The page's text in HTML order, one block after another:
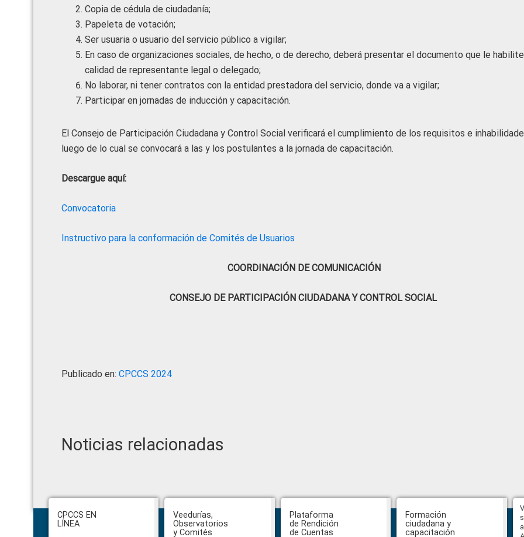
Copia de cédula de ciudadanía;
Papeleta de votación;
Ser usuaria o usuario del servicio público a vigilar;
En caso de organizaciones sociales, de hecho, o de derecho, deberá presentar el documento que le
calidad de representante legal o delegado;
No laborar, ni tener contratos con la entidad prestadora del servicio, donde va a vigilar;
Participar en jornadas de inducción y capacitación.
El Consejo de Participación Ciudadana y Control Social verificará el cumplimiento de los requisitos e
luego de lo cual se convocará a las y los postulantes a la jornada de capacitación.
Descargue aquí:
Convocatoria
Instructivo para la conformación de Comités de Usuarios
COORDINACIÓN DE COMUNICACIÓN
CONSEJO DE PARTICIPACIÓN CIUDADANA Y CONTROL SOCIAL
Publicado en: CPCCS 2024
Noticias relacionadas
Footer
CPCCS EN
LÍNEA
Veedurías,
Observatorios
y Comités
Plataforma
de Rendición
de Cuentas
Formación
ciudadana y
capacitación
Hasta el 31 de julio se podrán
presentar impugnaciones en
contra de los postulantes al